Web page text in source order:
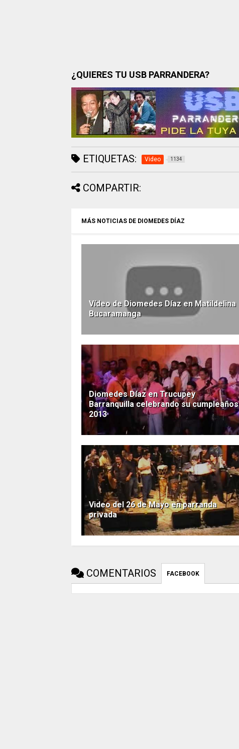
¿QUIERES TU USB PARRANDERA?
ETIQUETAS: Video 1134
COMPARTIR:
MÁS NOTICIAS DE DIOMEDES DÍAZ
Vídeo de Diomedes Díaz en Matildelina
Bucaramanga
Diomedes Díaz en Trucupey
Barranquilla celebrando su cumpleaños
2013
Video del 26 de Mayo en parranda
privada
COMENTARIOS FACEBOOK